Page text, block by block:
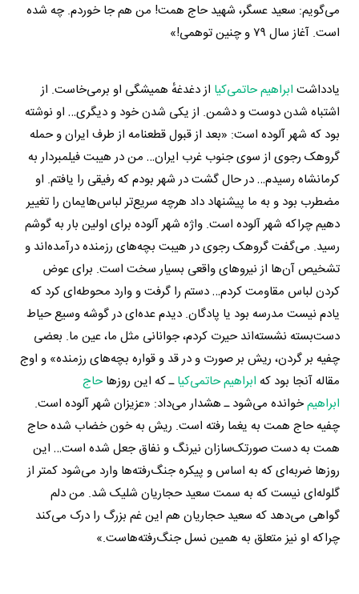
می‌گویم: سعید عسگر، شهید حاج همت! من هم جا خوردم. چه شده
است. آغاز سال ۷۹ و چنین توهمی!»
یادداشت ابراهیم حاتمی‌کیا از دغدغهٔ همیشگی او برمی‌خاست. از
اشتباه شدن دوست و دشمن. از یکی شدن خود و دیگری… او نوشته
بود که شهر آلوده است: «بعد از قبول قطعنامه از طرف ایران و حمله
گروهک رجوی از سوی جنوب غرب ایران… من در هیبت فیلمبردار به
کرمانشاه رسیدم… در حال گشت در شهر بودم که رفیقی را یافتم. او
مضطرب بود و به ما پیشنهاد داد هرچه سریع‌تر لباس‌هایمان را تغییر
دهیم چراکه شهر آلوده است. واژه شهر آلوده برای اولین بار به گوشم
رسید. می‌گفت گروهک رجوی در هیبت بچه‌های رزمنده درآمده‌اند و
تشخیص آن‌ها از نیروهای واقعی بسیار سخت است. برای عوض
کردن لباس مقاومت کردم… دستم را گرفت و وارد محوطه‌ای کرد که
یادم نیست مدرسه بود یا پادگان. دیدم عده‌ای در گوشه وسیع حیاط
دست‌بسته نشسته‌اند حیرت کردم، جوانانی مثل ما، عین ما. بعضی
چفیه بر گردن، ریش بر صورت و در قد و قواره بچه‌های رزمنده» و اوج
مقاله آنجا بود که ابراهیم حاتمی‌کیاـ که این روزهاحاج
ابراهیمخوانده می‌شود ـ هشدار می‌داد: «عزیزان شهر آلوده است.
چفیه حاج همت به یغما رفته است. ریش به خون خضاب‌ شده حاج
همت به دست صورتک‌سازان نیرنگ و نفاق جعل شده است… این
روزها ضربه‌ای که به اساس و پیکره جنگ‌رفته‌ها وارد می‌شود کمتر از
گلوله‌ای نیست که به سمت سعید حجاریان شلیک شد. من دلم
گواهی می‌دهد که سعید حجاریان هم این غم بزرگ را درک می‌کند
چراکه او نیز متعلق به همین نسل جنگ‌رفته‌هاست.»